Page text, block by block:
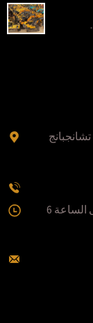
رقم 41 لين 501 شارع تشانجبانج
7 أيام في الأسبوع من الساعة 10 صباحاً حتى الساعة 6